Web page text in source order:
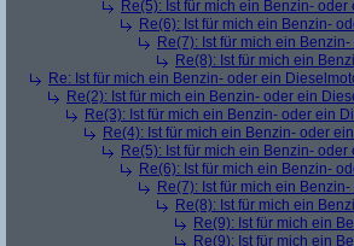
Re(5): Ist für mich ein Benzin-
Re(6): Ist für mich ein Benzin-
Re(7): Ist für mich ein
Re(8): Ist für mich ein
Re: Ist für mich ein Benzin- oder ein
Re(2): Ist für mich ein Benzin- oder ein
Re(3): Ist für mich ein Benzin- oder ein
Re(4): Ist für mich ein Benzin- oder
Re(5): Ist für mich ein Benzin-
Re(6): Ist für mich ein Benzin-
Re(7): Ist für mich ein
Re(8): Ist für mich ein
Re(9): Ist für mich ein
Re(9): Ist für mich ein